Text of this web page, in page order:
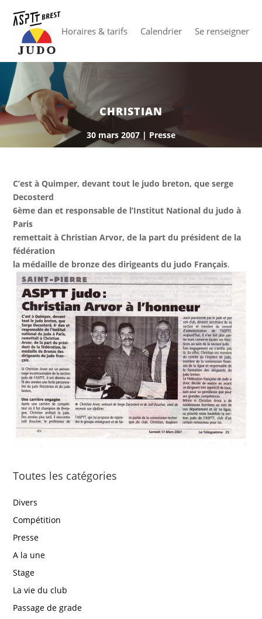
Horaires & tarifs Calendrier Se renseigner
CHRISTIAN
30 mars 2007 | Presse
C’est à Quimper, devant tout le judo breton, que serge
Decosterd
6ème dan et responsable de l’Institut National du judo à
Paris
remettait à Christian Arvor, de la part du président de la
fédération
la médaille de bronze des dirigeants du judo Français.
Toutes les catégories
Divers
Compétition
Presse
A la une
Stage
La vie du club
Passage de grade